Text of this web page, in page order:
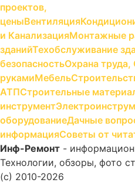
проектов,
ценыВентиляция
и КанализацияМонтажные
зданийТехобслуживание
безопасностьОхрана труда,
рукамиМебель
АТПСтроительные
инструмент
оборудованиеДачные
информацияСоветы от
Инф-Ремонт -
Технологии, обзоры, фото
(c) 2010-2026